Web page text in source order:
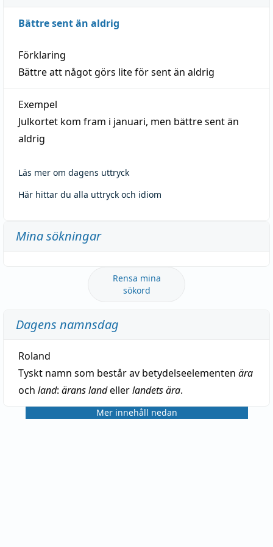
Bättre sent än aldrig
Förklaring
Bättre att något görs lite för sent än aldrig
Exempel
Julkortet kom fram i januari, men bättre sent än
aldrig
Läs mer om dagens uttryck
Här hittar du alla uttryck och idiom
Mina sökningar
Rensa mina
sökord
Dagens namnsdag
Roland
Tyskt namn som består av betydelseelementen ära
och land: ärans landellerlandets ära.
Mer innehåll nedan